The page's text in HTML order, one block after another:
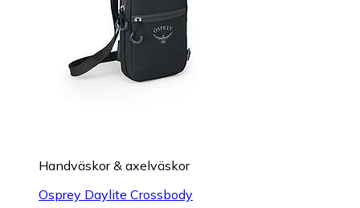
Handväskor & axelväskor
Osprey Daylite Crossbody